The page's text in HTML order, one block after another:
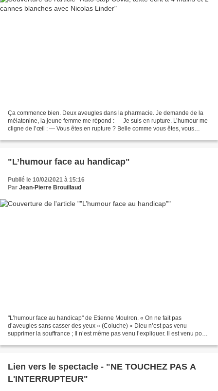
Ça commence bien. Deux aveugles dans la pharmacie. Je demande de la
mélatonine, la jeune femme me répond : — Je suis en rupture. L’humour me
cligne de l’œil : — Vous êtes en rupture ? Belle comme vous êtes, vous
"L’humour face au handicap"
Publié le 10/02/2021 à 15:16
Par Jean-Pierre Brouillaud
"L’humour face au handicap" de Etienne Moulron. « On ne fait pas
d’aveugles sans casser des yeux » (Coluche) « Dieu n’est pas venu
supprimer la souffrance ; Il n’est même pas venu l’expliquer. Il est venu pour
Lien vers le spectacle - "NE TOUCHEZ PAS A
L'INTERRUPTEUR"